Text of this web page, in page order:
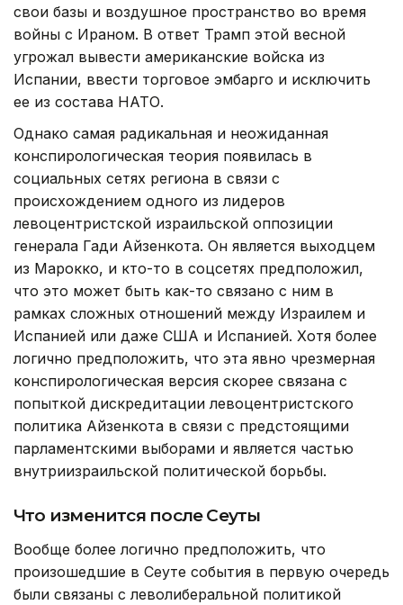
свои базы и воздушное пространство во время
войны с Ираном. В ответ Трамп этой весной
угрожал вывести американские войска из
Испании, ввести торговое эмбарго и исключить
ее из состава НАТО.
Однако самая радикальная и неожиданная
конспирологическая теория появилась в
социальных сетях региона в связи с
происхождением одного из лидеров
левоцентристской израильской оппозиции
генерала Гади Айзенкота. Он является выходцем
из Марокко, и кто-то в соцсетях предположил,
что это может быть как-то связано с ним в
рамках сложных отношений между Израилем и
Испанией или даже США и Испанией. Хотя более
логично предположить, что эта явно чрезмерная
конспирологическая версия скорее связана с
попыткой дискредитации левоцентристского
политика Айзенкота в связи с предстоящими
парламентскими выборами и является частью
внутриизраильской политической борьбы.
Что изменится после Сеуты
Вообще более логично предположить, что
произошедшие в Сеуте события в первую очередь
были связаны с леволиберальной политикой